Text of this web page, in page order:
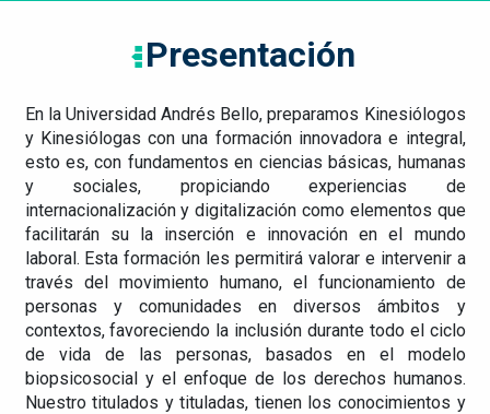
Presentación
En la Universidad Andrés Bello, preparamos Kinesiólogos
y Kinesiólogas con una formación innovadora e integral,
esto es, con fundamentos en ciencias básicas, humanas
y sociales, propiciando experiencias de
internacionalización y digitalización como elementos que
facilitarán su la inserción e innovación en el mundo
laboral. Esta formación les permitirá valorar e intervenir a
través del movimiento humano, el funcionamiento de
personas y comunidades en diversos ámbitos y
contextos, favoreciendo la inclusión durante todo el ciclo
de vida de las personas, basados en el modelo
biopsicosocial y el enfoque de los derechos humanos.
Nuestro titulados y tituladas, tienen los conocimientos y